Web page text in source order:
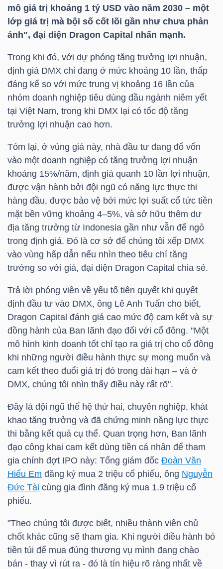
mô giá trị khoảng 1 tỷ USD vào năm 2030 – một
lớp giá trị mà bội số cốt lõi gần như chưa phản
ánh", đại diện Dragon Capital nhấn mạnh.
Trong khi đó, với dự phóng tăng trưởng lợi nhuận,
định giá DMX chỉ đang ở mức khoảng 10 lần, thấp
đáng kể so với mức trung vị khoảng 16 lần của
nhóm doanh nghiệp tiêu dùng đầu ngành niêm yết
tại Việt Nam, trong khi DMX lại có tốc độ tăng
trưởng lợi nhuận cao hơn.
Tóm lại, ở vùng giá này, nhà đầu tư đang đổ vốn
vào một doanh nghiệp có tăng trưởng lợi nhuận
khoảng 15%/năm, định giá quanh 10 lần lợi nhuận,
được vận hành bởi đội ngũ có năng lực thực thi
hàng đầu, được bảo vệ bởi mức lợi suất cổ tức tiền
mặt bền vững khoảng 4–5%, và sở hữu thêm dư
địa tăng trưởng từ Indonesia gần như vẫn để ngỏ
trong định giá. Đó là cơ sở để chúng tôi xếp DMX
vào vùng hấp dẫn nếu nhìn theo tiêu chí tăng
trưởng so với giá, đại diện Dragon Capital chia sẻ.
Trả lời phóng viên về yếu tố tiên quyết khi quyết
định đầu tư vào DMX, ông Lê Anh Tuấn cho biết,
Dragon Capital đánh giá cao mức độ cam kết và sự
đồng hành của Ban lãnh đạo đối với cổ đông. "Một
mô hình kinh doanh tốt chỉ tạo ra giá trị cho cổ đông
khi những người điều hành thực sự mong muốn và
cam kết theo đuổi giá trị đó trong dài hạn – và ở
DMX, chúng tôi nhìn thấy điều này rất rõ".
Đây là đội ngũ thế hệ thứ hai, chuyên nghiệp, khát
khao tăng trưởng và đã chứng minh năng lực thực
thi bằng kết quả cụ thể. Quan trọng hơn, Ban lãnh
đạo công khai cam kết dùng tiền cá nhân để tham
gia chính đợt IPO này: Tổng giám đốc Đoàn Văn
Hiểu Em đăng ký mua 2 triệu cổ phiếu, ông Nguyễn
Đức Tài cùng gia đình đăng ký mua 1.9 triệu cổ
phiếu.
"Theo chúng tôi được biết, nhiều thành viên chủ
chốt khác cũng sẽ tham gia. Khi người điều hành bỏ
tiền túi để mua đúng thương vụ mình đang chào
bán - thay vì rút ra - đó là tín hiệu rõ ràng nhất về
YẾU
TIÊU
DÙNG
THIẾT
YẾU
SỨC
KHỎE
TÀI
CÔNG
NGHỆ
THÔNG
TIN
DỊCH
VỤ
TRUYỀN
THÔNG
TIỆN
ÍCH